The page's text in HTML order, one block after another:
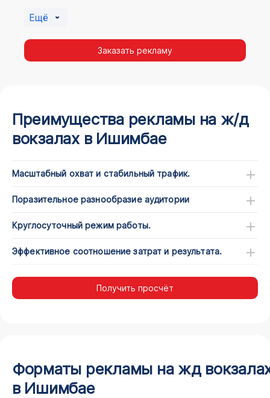
пассажир максимально открыт для информации, а
его внимание не так рассеяно, как при беглом
просмотре постов в соцсетях.
Ещё
Заказать рекламу
Преимущества рекламы на ж/д
вокзалах в Ишимбае
Масштабный охват и стабильный трафик.
Поразительное разнообразие аудитории
Круглосуточный режим работы.
Эффективное соотношение затрат и результата.
Получить просчёт
Форматы рекламы на жд
в Ишимбае